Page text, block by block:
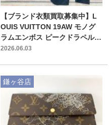
【ブランド衣類買取募集中】L
OUIS VUITTON 19AW モノグ
ラムエンボス ピークドラペル 2
Bシングルジャケットを入荷い
2026.06.03
鎌ヶ谷店